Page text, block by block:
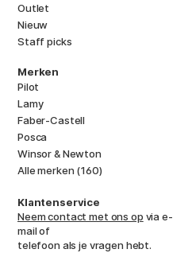
Outlet
Nieuw
Staff picks
Merken
Pilot
Lamy
Faber-Castell
Posca
Winsor & Newton
Alle merken (160)
Klantenservice
Neem contact met ons op via e-
mail of
telefoon als je vragen hebt.